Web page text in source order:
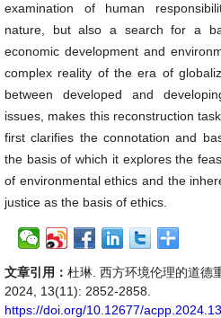
examination of human
nature, but also a search for a
economic development and
complex reality of the era of
between developed and
issues, makes this reconstruction
first clarifies the connotation and
the basis of which it explores the
of environmental ethics and the
justice as the basis of ethics.
文章引用： 杜琳. 西方环境伦理的道德
2024, 13(11): 2852-2858.
https://doi.org/10.12677/